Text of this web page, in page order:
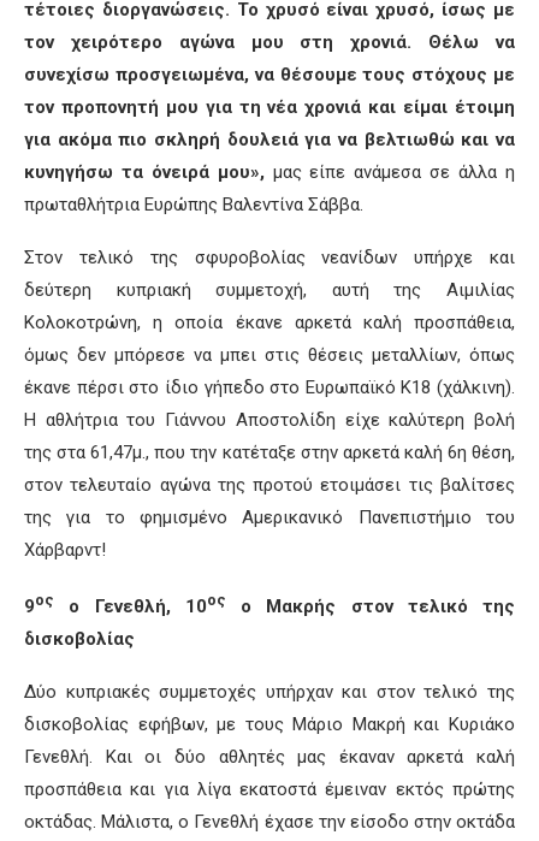
τέτοιες διοργανώσεις. Το χρυσό είναι χρυσό, ίσως με
τον χειρότερο αγώνα μου στη χρονιά. Θέλω να
συνεχίσω προσγειωμένα, να θέσουμε τους στόχους με
τον προπονητή μου για τη νέα χρονιά και είμαι έτοιμη
για ακόμα πιο σκληρή δουλειά για να βελτιωθώ και να
κυνηγήσω τα όνειρά μου», μας είπε ανάμεσα σε άλλα η
πρωταθλήτρια Ευρώπης Βαλεντίνα Σάββα.
Στον τελικό της σφυροβολίας νεανίδων υπήρχε και
δεύτερη κυπριακή συμμετοχή, αυτή της Αιμιλίας
Κολοκοτρώνη, η οποία έκανε αρκετά καλή προσπάθεια,
όμως δεν μπόρεσε να μπει στις θέσεις μεταλλίων, όπως
έκανε πέρσι στο ίδιο γήπεδο στο Ευρωπαϊκό Κ18 (χάλκινη).
Η αθλήτρια του Γιάννου Αποστολίδη είχε καλύτερη βολή
της στα 61,47μ., που την κατέταξε στην αρκετά καλή 6η θέση,
στον τελευταίο αγώνα της προτού ετοιμάσει τις βαλίτσες
της για το φημισμένο Αμερικανικό Πανεπιστήμιο του
Χάρβαρντ!
9ος ο Γενεθλή, 10ος
ο Μακρής στον τελικό της
δισκοβολίας
Δύο κυπριακές συμμετοχές υπήρχαν και στον τελικό της
δισκοβολίας εφήβων, με τους Μάριο Μακρή και Κυριάκο
Γενεθλή. Και οι δύο αθλητές μας έκαναν αρκετά καλή
προσπάθεια και για λίγα εκατοστά έμειναν εκτός πρώτης
οκτάδας. Μάλιστα, ο Γενεθλή έχασε την είσοδο στην οκτάδα